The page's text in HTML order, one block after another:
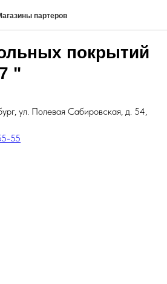
партеров
покрытий
"
ул. Полевая Сабировская, д. 54,
55